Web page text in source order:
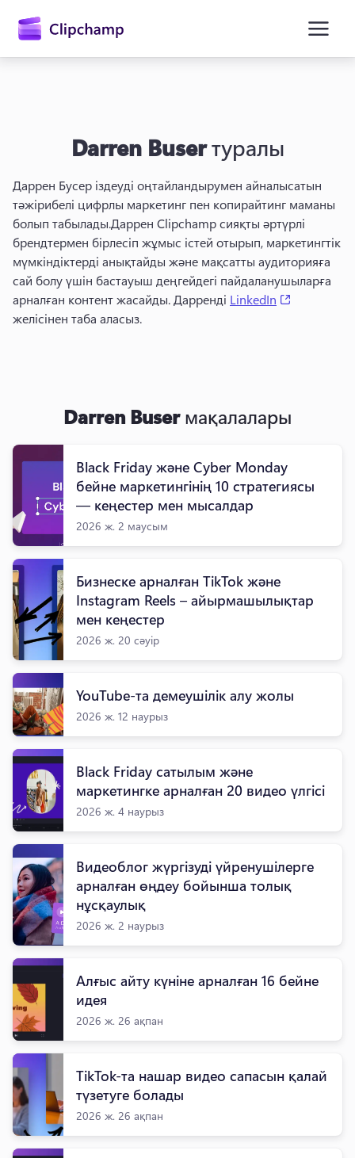
Жүйеге кіру
Тегін қолданып көру
Darren Buserтуралы
Даррен Бусер іздеуді оңтайландырумен айналысатын
тәжірибелі цифрлы маркетинг пен копирайтинг маманы
болып табылады.Даррен Clipchamp сияқты әртүрлі
брендтермен бірлесіп жұмыс істей отырып, маркетингтік
мүмкіндіктерді анықтайды және мақсатты аудиторияға
сай болу үшін бастауыш деңгейдегі пайдаланушыларға
арналған контент жасайды. Дарренді LinkedIn
желісінен таба аласыз.
Darren Buserмақалалары
Black Friday және Cyber Monday
бейне маркетингінің 10 стратегиясы
— кеңестер мен мысалдар
2026 ж. 2 маусым
Бизнеске арналған TikTok және
Instagram Reels – айырмашылықтар
мен кеңестер
2026 ж. 20 сәуір
YouTube-та демеушілік алу жолы
2026 ж. 12 наурыз
Black Friday сатылым және
маркетингке арналған 20 видео үлгісі
2026 ж. 4 наурыз
Видеоблог жүргізуді үйренушілерге
арналған өңдеу бойынша толық
нұсқаулық
2026 ж. 2 наурыз
Алғыс айту күніне арналған 16 бейне
идея
2026 ж. 26 ақпан
TikTok-та нашар видео сапасын қалай
түзетуге болады
2026 ж. 26 ақпан